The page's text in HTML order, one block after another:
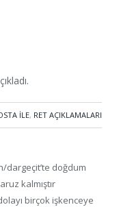
ILE, RET AÇIKLAMALARI
dargeçit’te doğdum
kalmıştır
birçok işkenceye